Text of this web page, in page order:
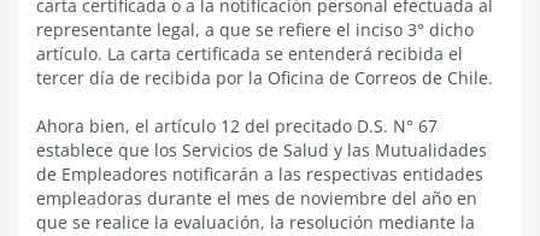
carta certificada o a la notificación personal efectuada al
representante legal, a que se refiere el inciso 3° dicho
artículo. La carta certificada se entenderá recibida el
tercer día de recibida por la Oficina de Correos de Chile.
Ahora bien, el artículo 12 del precitado D.S. N° 67
establece que los Servicios de Salud y las Mutualidades
de Empleadores notificarán a las respectivas entidades
empleadoras durante el mes de noviembre del año en
que se realice la evaluación, la resolución mediante la